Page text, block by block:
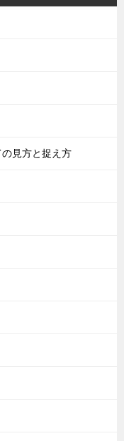
見方と捉え方